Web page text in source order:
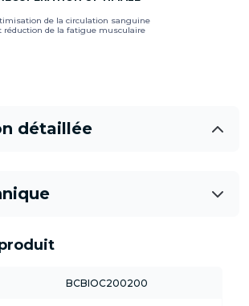
de la circulation sanguine
réduction de la fatigue musculaire
détaillée
BCBIOC200200